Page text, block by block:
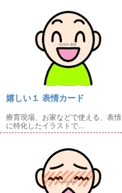
嬉しい１ 表情カード
療育現場、お家などで使える、表情
に特化したイラストで...